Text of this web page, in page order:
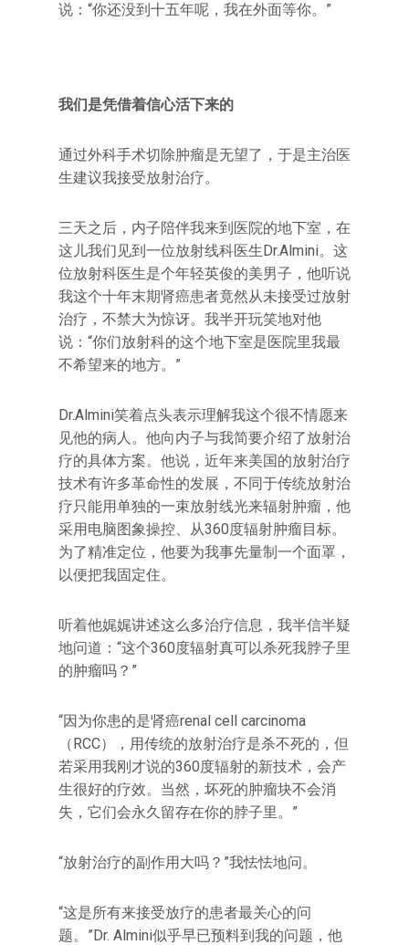
说：‌‌“你还没到十五年呢，我在外面等你。‌‌”
我们是凭借着信心活下来的
通过外科手术切除肿瘤是无望了，于是主治医
生建议我接受放射治疗。
三天之后，内子陪伴我来到医院的地下室，在
这儿我们见到一位放射线科医生Dr.Almini。这
位放射科医生是个年轻英俊的美男子，他听说
我这个十年末期肾癌患者竟然从未接受过放射
治疗，不禁大为惊讶。我半开玩笑地对他
说：‌‌“你们放射科的这个地下室是医院里我最
不希望来的地方。‌‌”
Dr.Almini笑着点头表示理解我这个很不情愿来
见他的病人。他向内子与我简要介绍了放射治
疗的具体方案。他说，近年来美国的放射治疗
技术有许多革命性的发展，不同于传统放射治
疗只能用单独的一束放射线光来辐射肿瘤，他
采用电脑图象操控、从360度辐射肿瘤目标。
为了精准定位，他要为我事先量制一个面罩，
以便把我固定住。
听着他娓娓讲述这么多治疗信息，我半信半疑
地问道：‌‌“这个360度辐射真可以杀死我脖子里
的肿瘤吗？‌‌”
“因为你患的是肾癌renal cell carcinoma
（RCC），用传统的放射治疗是杀不死的，但
若采用我刚才说的360度辐射的新技术，会产
生很好的疗效。当然，坏死的肿瘤块不会消
失，它们会永久留存在你的脖子里。‌‌”
“放射治疗的副作用大吗？‌‌”我怯怯地问。
“这是所有来接受放疗的患者最关心的问
题。‌‌”Dr. Almini似乎早已预料到我的问题，他